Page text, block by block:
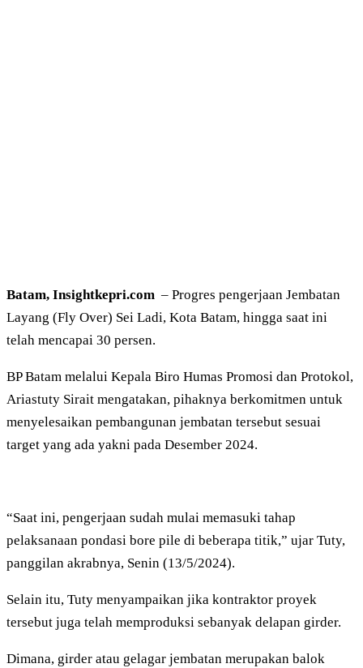
Batam, Insightkepri.com – Progres pengerjaan Jembatan
Layang (Fly Over) Sei Ladi, Kota Batam, hingga saat ini
telah mencapai 30 persen.
BP Batam melalui Kepala Biro Humas Promosi dan Protokol,
Ariastuty Sirait mengatakan, pihaknya berkomitmen untuk
menyelesaikan pembangunan jembatan tersebut sesuai
target yang ada yakni pada Desember 2024.
“Saat ini, pengerjaan sudah mulai memasuki tahap
pelaksanaan pondasi bore pile di beberapa titik,” ujar Tuty,
panggilan akrabnya, Senin (13/5/2024).
Selain itu, Tuty menyampaikan jika kontraktor proyek
tersebut juga telah memproduksi sebanyak delapan girder.
Dimana, girder atau gelagar jembatan merupakan balok